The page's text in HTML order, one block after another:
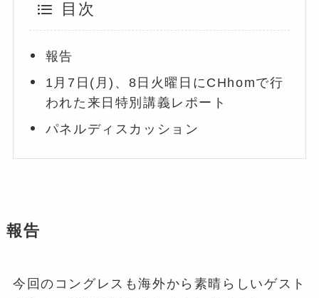
目次
報告
1月7日(月)、8日火曜日にCHhomで行
われた来日特別講義レポート
パネルディスカッション
報告
今回のコングレスも海外から素晴らしいゲスト